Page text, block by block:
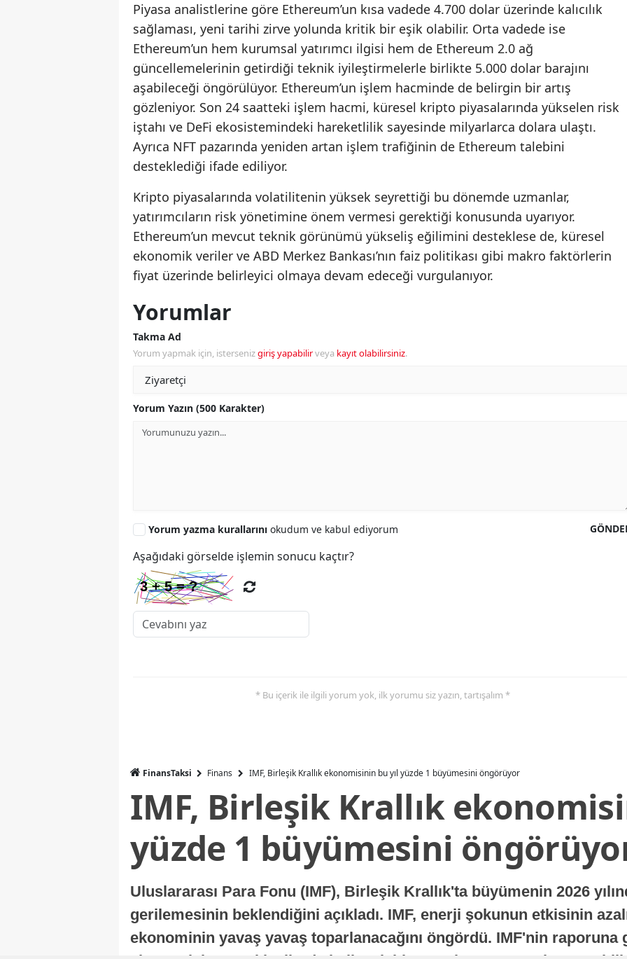
Piyasa analistlerine göre Ethereum’un kısa vadede 4.700 dolar üzerinde kalıcılık
sağlaması, yeni tarihi zirve yolunda kritik bir eşik olabilir. Orta vadede ise
Ethereum’un hem kurumsal yatırımcı ilgisi hem de Ethereum 2.0 ağ
güncellemelerinin getirdiği teknik iyileştirmelerle birlikte 5.000 dolar barajını
aşabileceği öngörülüyor. Ethereum’un işlem hacminde de belirgin bir artış
gözleniyor. Son 24 saatteki işlem hacmi, küresel kripto piyasalarında yükselen risk
iştahı ve DeFi ekosistemindeki hareketlilik sayesinde milyarlarca dolara ulaştı.
Ayrıca NFT pazarında yeniden artan işlem trafiğinin de Ethereum talebini
desteklediği ifade ediliyor.
Kripto piyasalarında volatilitenin yüksek seyrettiği bu dönemde uzmanlar,
yatırımcıların risk yönetimine önem vermesi gerektiği konusunda uyarıyor.
Ethereum’un mevcut teknik görünümü yükseliş eğilimini desteklese de, küresel
ekonomik veriler ve ABD Merkez Bankası’nın faiz politikası gibi makro faktörlerin
fiyat üzerinde belirleyici olmaya devam edeceği vurgulanıyor.
Yorumlar
Takma Ad
Yorum yapmak için, istersenizgiriş yapabilirveya kayıt olabilirsiniz.
Yorum Yazın (500 Karakter)
Yorum yazma kurallarını okudum ve kabul ediyorum
Aşağıdaki görselde işlemin sonucu kaçtır?
* Bu içerik ile ilgili yorum yok, ilk yorumu siz yazın, tartışalım *
FinansTaksi Finans IMF, Birleşik Krallık ekonomisinin bu yıl yüzde 1 büyümesini öngörüyor
IMF, Birleşik Krallık
yüzde 1 büyümesini
Uluslararası Para Fonu (IMF), Birleşik Krallık'ta büyümenin 2026
gerilemesinin beklendiğini açıkladı. IMF, enerji şokunun etkisinin
ekonominin yavaş yavaş toparlanacağını öngördü. IMF'nin raporuna